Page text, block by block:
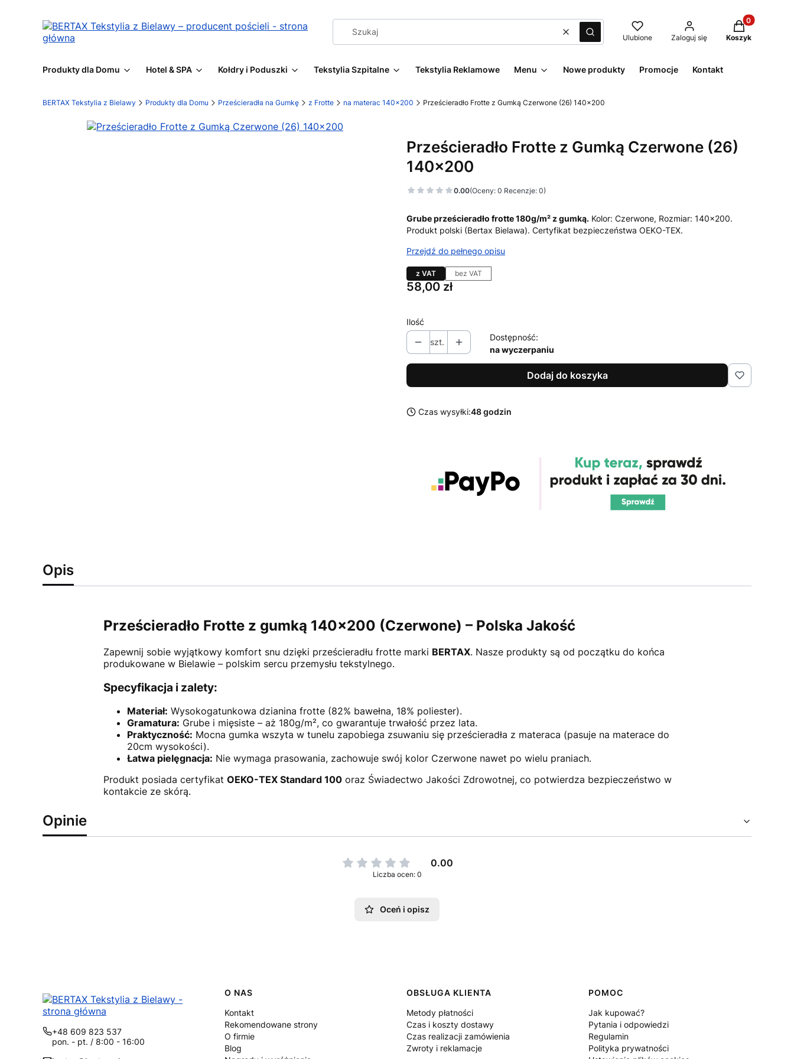
WyczyśćSzukaj Ulubione Zaloguj się
Produkty w
Koszyk
Produkty dla Domu Hotel & SPA Kołdry i Poduszki Tekstylia Szpitalne Tekstylia Reklamowe Menu Nowe produkty Promocje Kontakt
BERTAX Tekstylia z Bielawy Produkty dla Domu Prześcieradła na Gumkę z Frotte na materac 140x200 Prześcieradło Frotte z Gumką Czerwone (26) 140x200
Prześcieradło Frotte z Gumką Czerwone (26)
140x200
0.00(Oceny: 0 Recenzje: 0)
Grube prześcieradło frotte 180g/m² z gumką. Kolor: Czerwone, Rozmiar: 140x200.
Produkt polski (Bertax Bielawa). Certyfikat bezpieczeństwa OEKO-TEX.
Przejdź do pełnego opisu
z VAT bez VAT
Cena
58,00 zł
Ilość
szt.
Dostępność:
na wyczerpaniu
Dodaj do koszyka
Czas wysyłki:48 godzin
Opis
Prześcieradło Frotte z gumką 140x200 (Czerwone) – Polska Jakość
Zapewnij sobie wyjątkowy komfort snu dzięki prześcieradłu frotte marki BERTAX. Nasze produkty są od początku do końca
produkowane w Bielawie – polskim sercu przemysłu tekstylnego.
Specyfikacja i zalety:
Materiał: Wysokogatunkowa dzianina frotte (82% bawełna, 18% poliester).
Gramatura: Grube i mięsiste – aż 180g/m², co gwarantuje trwałość przez lata.
Praktyczność: Mocna gumka wszyta w tunelu zapobiega zsuwaniu się prześcieradła z materaca (pasuje na materace do
20cm wysokości).
Łatwa pielęgnacja: Nie wymaga prasowania, zachowuje swój kolor Czerwone nawet po wielu praniach.
Produkt posiada certyfikat OEKO-TEX Standard 100oraz Świadectwo Jakości Zdrowotnej, co potwierdza bezpieczeństwo w
kontakcie ze skórą.
Opinie
0.00
Liczba ocen: 0
Oceń i opisz
+48 609 823 537
pon. - pt. / 8:00 - 16:00
Linki w stopce
O NAS
Kontakt
Rekomendowane strony
O firmie
Blog
OBSŁUGA KLIENTA
Metody płatności
Czas i koszty dostawy
Czas realizacji zamówienia
Zwroty i reklamacje
POMOC
Jak kupować?
Pytania i odpowiedzi
Regulamin
Polityka prywatności